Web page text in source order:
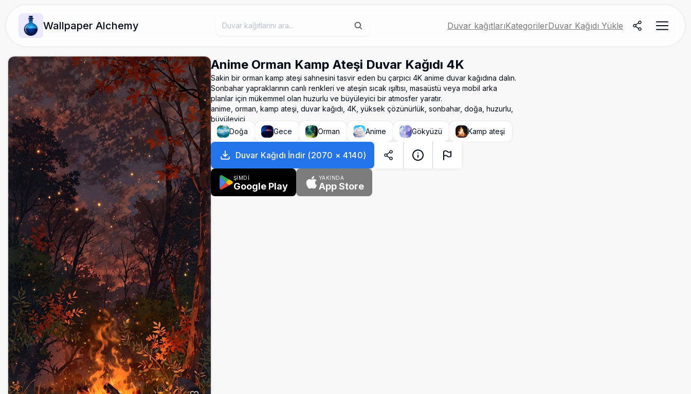
Wallpaper Alchemy Duvar kağıtlarıKategorilerDuvar Kağıdı Yükle
Anime Orman Kamp Ateşi Duvar Kağıdı 4K
Sakin bir orman kamp ateşi sahnesini tasvir eden bu çarpıcı 4K anime duvar kağıdına dalın.
Sonbahar yapraklarının canlı renkleri ve ateşin sıcak ışıltısı, masaüstü veya mobil arka
planlar için mükemmel olan huzurlu ve büyüleyici bir atmosfer yaratır.
anime, orman, kamp ateşi, duvar kağıdı, 4K, yüksek çözünürlük, sonbahar, doğa, huzurlu,
büyüleyici
Doğa
Gece Orman Anime Gökyüzü Kamp ateşi
Duvar Kağıdı İndir (2070 ×4140)
ŞİMDİ
Google Play
YAKINDA
App Store